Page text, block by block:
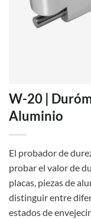
W-20 |
Aluminio
El probador de
probar el valor de
placas, piezas de
distinguir entre
estados de